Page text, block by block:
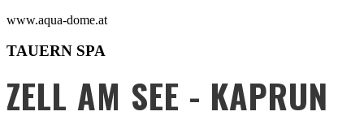
www.aqua-dome.at
TAUERN SPA
ZELL AM SEE - KAPRUN